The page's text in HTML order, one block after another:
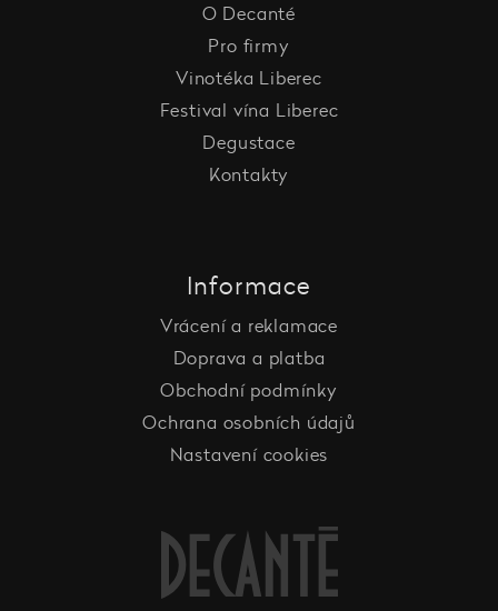
O Decanté
Pro firmy
Vinotéka Liberec
Festival vína Liberec
Degustace
Kontakty
Informace
Vrácení a reklamace
Doprava a platba
Obchodní podmínky
Ochrana osobních údajů
Nastavení cookies